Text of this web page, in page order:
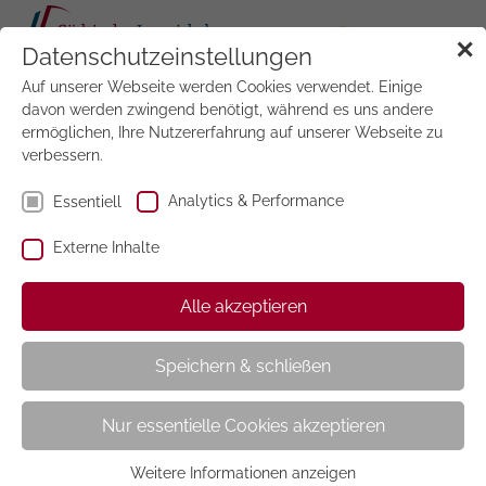
Jetzt
testen
Wochenmappe
Bestellen Sie jetzt die große Wochenmappe zum
wöchentlichen Preis von nur 19,00 €uro.
Sie erhalten wöchentlich die Zeitschriften Bunte, Focus,
Freizeit Revue, Lisa, Neue Welt und Stern, 14-tägig
Freundin, Für Sie und Auto Motor Sport sowie
monatlich Feinschmecker, Elle, Schöner Wohnen, Essen
& Trinken, InStyle, 10 x jährlich Harper's Bazaar und 6 x
✕
Datenschutzeinstellungen
Auf unserer Webseite werden Cookies verwendet. Einige
davon werden zwingend benötigt, während es uns andere
ermöglichen, Ihre Nutzererfahrung auf unserer Webseite zu
verbessern.
Essentiell Analytics & Performance
Externe Inhalte
Alle akzeptieren
Speichern & schließen
Nur essentielle Cookies akzeptieren
Weitere Informationen anzeigen